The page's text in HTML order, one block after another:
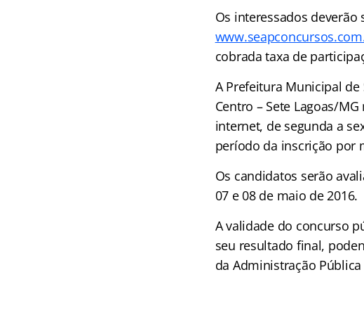
Os interessados
cobrada taxa de
A Prefeitura Municipal de
Centro – Sete Lagoas/
internet, de segunda a
período da inscrição por
Os candidatos serão
07 e 08 de maio de 2016.
A validade do concurso
seu resultado final,
da Administração Pública